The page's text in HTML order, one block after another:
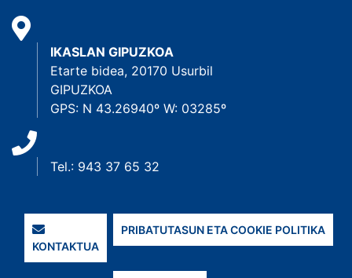
IKASLAN GIPUZKOA
Etarte bidea, 20170 Usurbil
GIPUZKOA
GPS: N 43.26940º W: 03285º
Tel.: 943 37 65 32
KONTAKTUA
PRIBATUTASUN ETA COOKIE POLITIKA